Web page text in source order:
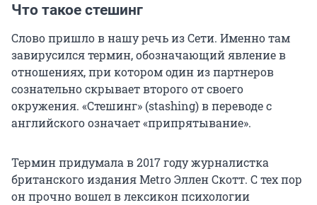
Что такое стешинг
Слово пришло в нашу речь из Сети. Именно там
завирусился термин, обозначающий явление в
отношениях, при котором один из партнеров
сознательно скрывает второго от своего
окружения. «Стешинг» (stashing) в переводе с
английского означает «припрятывание».
Термин придумала в 2017 году журналистка
британского издания Metro Эллен Скотт. С тех пор
он прочно вошел в лексикон психологии